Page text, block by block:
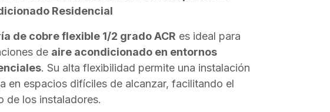
Residencial
de cobre flexible 1/2 grado ACR es ideal para
de aire acondicionado en entornos
. Su alta flexibilidad permite una instalación
en espacios difíciles de alcanzar, facilitando el
de los instaladores.